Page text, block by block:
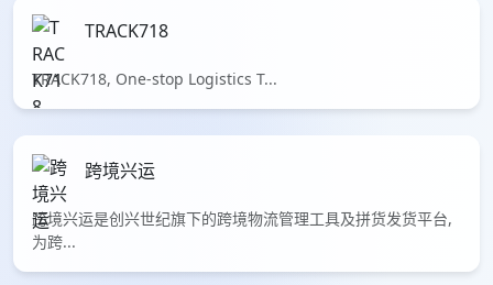
TRACK718
TRACK718, One-stop Logistics T...
跨境兴运
跨境兴运是创兴世纪旗下的跨境物流管理工具及拼货发货平台,
为跨...